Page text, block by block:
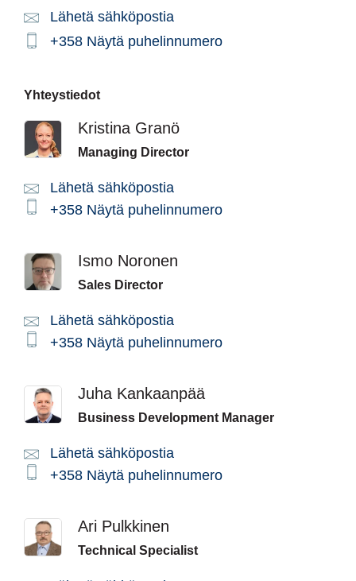
Email:
Lähetä sähköpostia
Phone:
+358 Näytä puhelinnumero
Yhteystiedot
Kristina Granö
Managing Director
Email:
Lähetä sähköpostia
Phone:
+358 Näytä puhelinnumero
Ismo Noronen
Sales Director
Email:
Lähetä sähköpostia
Phone:
+358 Näytä puhelinnumero
Juha Kankaanpää
Business Development Manager
Email:
Lähetä sähköpostia
Phone:
+358 Näytä puhelinnumero
Ari Pulkkinen
Technical Specialist